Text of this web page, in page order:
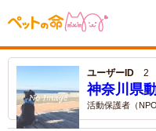
ユーザーID 2
神奈川県
活動保護者（